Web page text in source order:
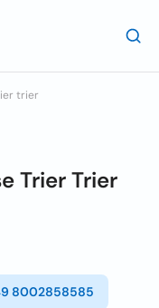
trier
Trier Trier
8002858585